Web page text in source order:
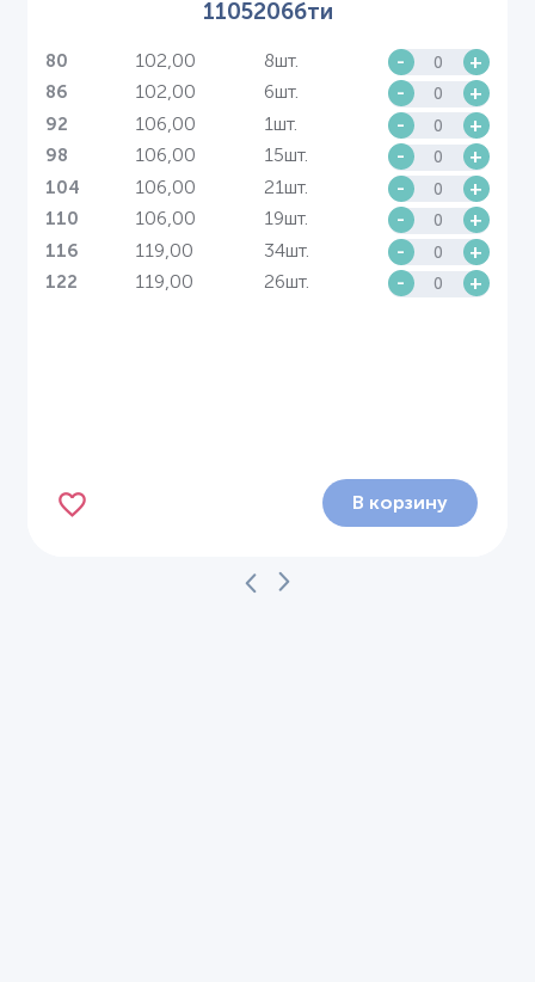
1105206бти
80 102,00 8шт. - +
86 102,00 6шт. - +
92 106,00 1шт. - +
98 106,00 15шт. - +
104 106,00 21шт. - +
110 106,00 19шт. - +
116 119,00 34шт. - +
122 119,00 26шт. - +
В корзину